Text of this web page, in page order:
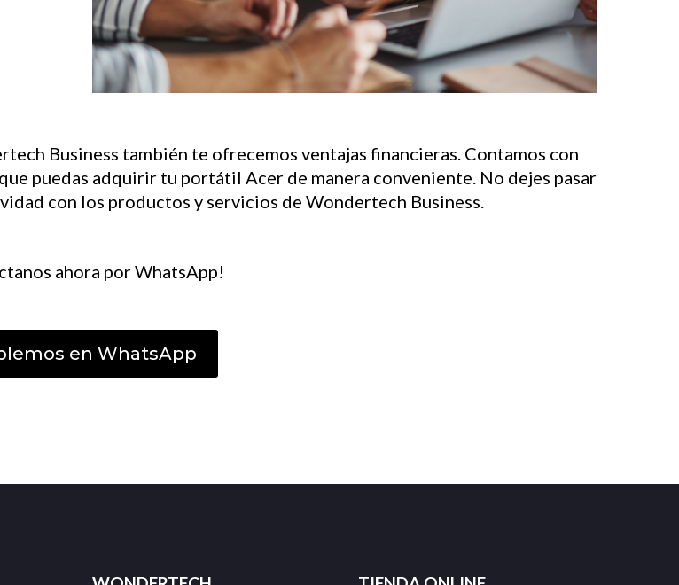
Business también te ofrecemos ventajas financieras. Contamos con
puedas adquirir tu portátil Acer de manera conveniente. No dejes pasar
con los productos y servicios de Wondertech Business.
ahora por WhatsApp!
en WhatsApp